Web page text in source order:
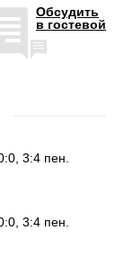
Обсудить
в гостевой
3:4 пен.
3:4 пен.